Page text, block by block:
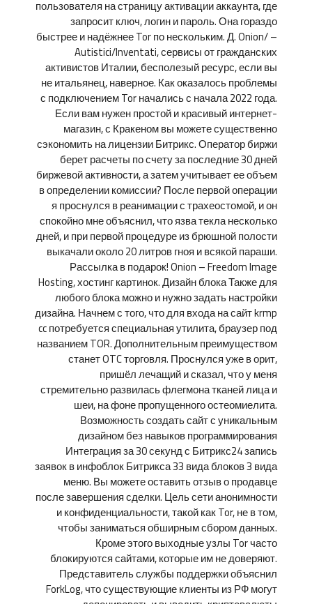
пользователя на страницу активации аккаунта, где
запросит ключ, логин и пароль. Она гораздо
быстрее и надёжнее Tor по нескольким. Д. Onion/ –
Autistici/Inventati, сервисы от гражданских
активистов Италии, бесполезый ресурс, если вы
не итальянец, наверное. Как оказалось проблемы
с подключением Tor начались с начала 2022 года.
Если вам нужен простой и красивый интернет-
магазин, с Кракеном вы можете существенно
сэкономить на лицензии Битрикс. Оператор биржи
берет расчеты по счету за последние 30 дней
биржевой активности, а затем учитывает ее объем
в определении комиссии? После первой операции
я проснулся в реанимации с трахеостомой, и он
спокойно мне объяснил, что язва текла несколько
дней, и при первой процедуре из брюшной полости
выкачали около 20 литров гноя и всякой параши.
Рассылка в подарок! Onion – Freedom Image
Hosting, хостинг картинок. Дизайн блока Также для
любого блока можно и нужно задать настройки
дизайна. Начнем с того, что для входа на сайт krmp
cc потребуется специальная утилита, браузер под
названием TOR. Дополнительным преимуществом
станет OTC торговля. Проснулся уже в орит,
пришёл лечащий и сказал, что у меня
стремительно развилась флегмона тканей лица и
шеи, на фоне пропущенного остеомиелита.
Возможность создать сайт с уникальным
дизайном без навыков программирования
Интеграция за 30 секунд с Битрикс24 запись
заявок в инфоблок Битрикса 33 вида блоков 3 вида
меню. Вы можете оставить отзыв о продавце
после завершения сделки. Цель сети анонимности
и конфиденциальности, такой как Tor, не в том,
чтобы заниматься обширным сбором данных.
Кроме этого выходные узлы Tor часто
блокируются сайтами, которые им не доверяют.
Представитель службы поддержки объяснил
ForkLog, что существующие клиенты из РФ могут